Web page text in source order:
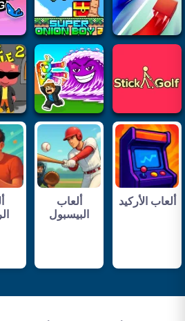
ألعاب الأركيد
ألعاب
البيسبول